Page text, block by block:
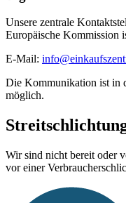
Unsere zentrale
Europäische Kommission
E-Mail:
Die Kommunikation ist in
möglich.
Wir sind nicht bereit oder
vor einer